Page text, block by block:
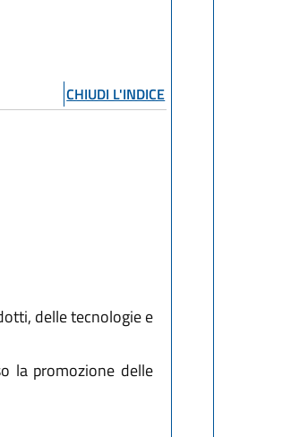
CHIUDI L'INDICE
delle tecnologie e
la promozione delle